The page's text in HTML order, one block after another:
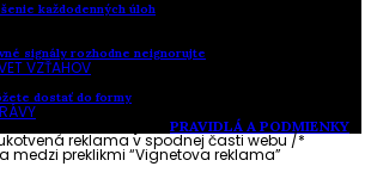
každodenných úloh
signály rozhodne neignorujte
VZŤAHOV
dostať do formy
PRAVIDLÁ A PODMIENKY
reklama v spodnej časti webu/*
medzi preklikmi “Vignetova reklama”